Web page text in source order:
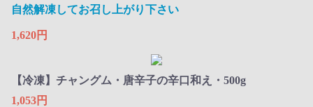
自然解凍してお召し上がり下さい​
1,620円
【冷凍】チャングム・唐辛子の辛口和え・500g
1,053円